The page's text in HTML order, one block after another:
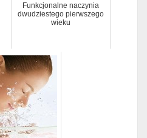
Funkcjonalne naczynia
dwudziestego pierwszego
wieku